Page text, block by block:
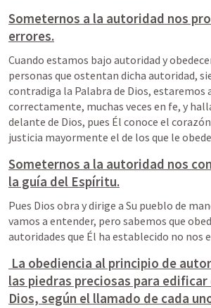
Someternos a la autoridad nos
errores.
Cuando estamos bajo autoridad y
personas que ostentan dicha autoridad,
contradiga la Palabra de Dios, estaremos
correctamente, muchas veces en fe, y
delante de Dios, pues Él conoce el
justicia mayormente el de los que le
Someternos a la autoridad nos
la guía del Espíritu.
Pues Dios obra y dirige a Su pueblo de
vamos a entender, pero sabemos que
autoridades que Él ha establecido no nos
La obediencia al principio de
las piedras preciosas para edificar
Dios, según el llamado de cada